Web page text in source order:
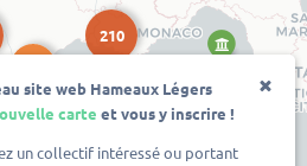
210
site web Hameaux Légers
carte et vous y inscrire !
un collectif intéressé ou portant